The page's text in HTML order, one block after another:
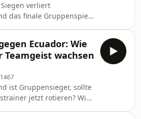
verliert
das finale Gruppenspiel
Ecuador: Wie
Teamgeist wachsen
1467
ist Gruppensieger, sollte
jetzt rotieren? Wie